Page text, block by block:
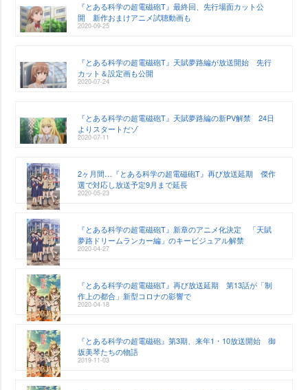
『とある科学の超電磁砲T』最終回、先行場面カット公
開 新作おまけアニメ試聴動画も
2020-09-25
『とある科学の超電磁砲T』天賦夢路編が放送開始 先行
カット＆設定画も公開
2020-07-24
『とある科学の超電磁砲T』天賦夢路編の新PV解禁 24日
よりスタートだゾ
2020-07-11
2ヶ月間…『とある科学の超電磁砲T』再び放送延期 傑作
選で対応し放送予定9月まで延長
2020-05-23
『とある科学の超電磁砲T』新章のアニメ化決定 「天賦
夢路ドリームランカー編」のキービジュアル解禁
2020-04-27
『とある科学の超電磁砲T』再び放送延期 第13話が「制
作上の都合」新型コロナの影響で
2020-04-18
『とある科学の超電磁砲』第3期、来年1・10放送開始 御
坂美琴たちの物語
2019-11-03